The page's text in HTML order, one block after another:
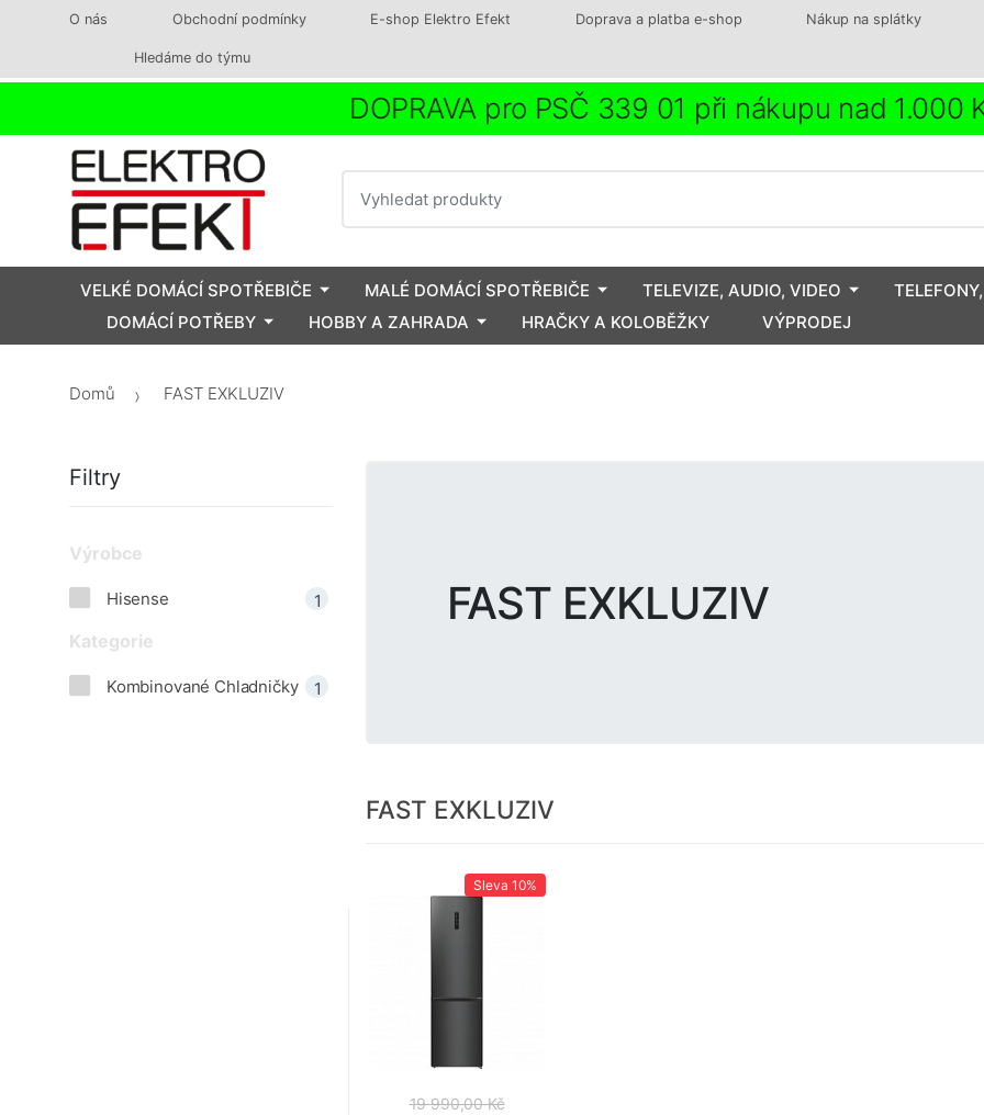
O nás Obchodní podmínky E-shop Elektro Efekt Doprava a platba e-shop Nákup na splátky
Hledáme do týmu
DOPRAVA pro PSČ 339 01 při nákupu nad 1.000
VELKÉ DOMÁCÍ SPOTŘEBIČE MALÉ DOMÁCÍ SPOTŘEBIČE TELEVIZE, AUDIO, VIDEO
DOMÁCÍ POTŘEBY
HOBBY A ZAHRADA HRAČKY A KOLOBĚŽKY VÝPRODEJ
Domů FAST EXKLUZIV
FAST EXKLUZIV
FAST EXKLUZIV
Sleva 10%
19 990,00 Kč
Filtry
Výrobce
Hisense
1
Kategorie
Kombinované Chladničky 1